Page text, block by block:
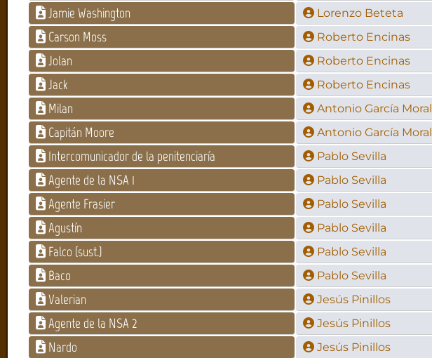
Jamie Washington Lorenzo Beteta
Carson Moss Roberto Encinas
Jolan Roberto Encinas
Jack Roberto Encinas
Milan Antonio García Moral
Capitán Moore Antonio García Moral
Intercomunicador de la penitenciaría Pablo Sevilla
Agente de la NSA 1 Pablo Sevilla
Agente Frasier Pablo Sevilla
Agustín Pablo Sevilla
Falco (sust.) Pablo Sevilla
Baco Pablo Sevilla
Valerian Jesús Pinillos
Agente de la NSA 2 Jesús Pinillos
Nardo Jesús Pinillos